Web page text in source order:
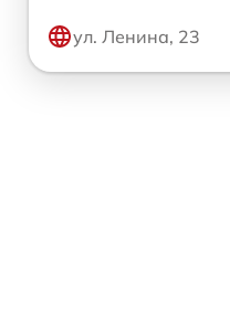
ул. Ленина, 23